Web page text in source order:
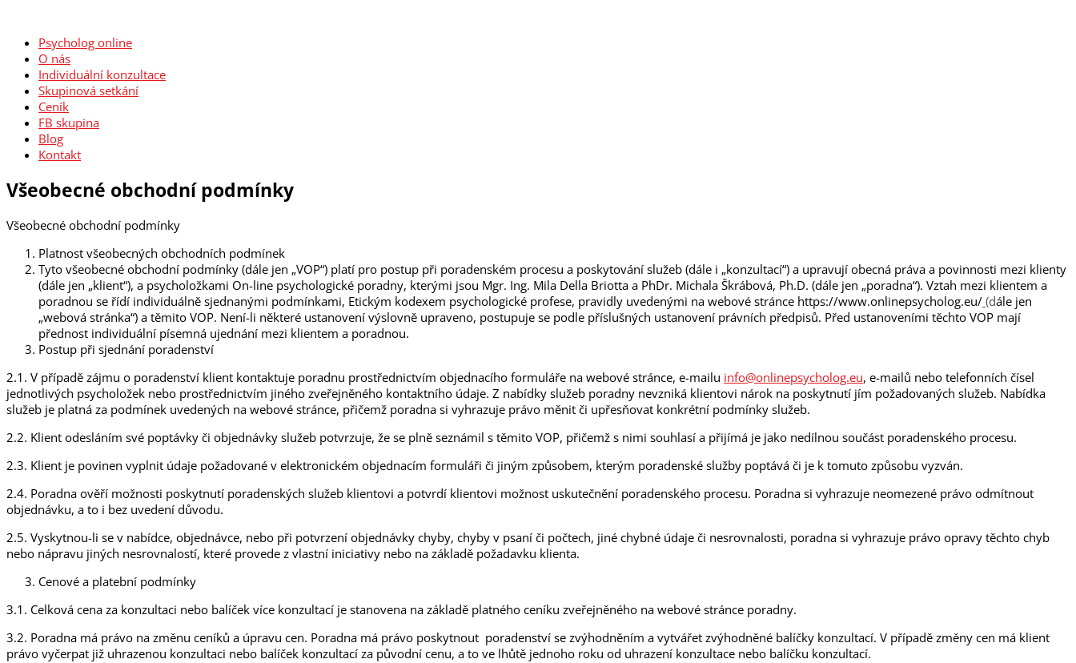
Psycholog online
O nás
Individuální konzultace
Skupinová setkání
Ceník
FB skupina
Blog
Kontakt
Všeobecné obchodní podmínky
Všeobecné obchodní podmínky
Platnost všeobecných obchodních podmínek
Tyto všeobecné obchodní podmínky (dále jen „VOP“) platí pro postup při poradenském procesu a poskytování služeb (dále i „konzultací“) a upravují obecná práva a povinnosti mezi klienty
(dále jen „klient“), a psycholožkami On-line psychologické poradny, kterými jsou Mgr. Ing. Mila Della Briotta a PhDr. Michala Škrábová, Ph.D. (dále jen „poradna“). Vztah mezi klientem a
poradnou se řídí individuálně sjednanými podmínkami, Etickým kodexem psychologické profese, pravidly uvedenými na webové stránce https://www.onlinepsycholog.eu/ (dále jen
„webová stránka“) a těmito VOP. Není-li některé ustanovení výslovně upraveno, postupuje se podle příslušných ustanovení právních předpisů. Před ustanoveními těchto VOP mají
přednost individuální písemná ujednání mezi klientem a poradnou.
Postup při sjednání poradenství
2.1. V případě zájmu o poradenství klient kontaktuje poradnu prostřednictvím objednacího formuláře na webové stránce, e-mailu info@onlinepsycholog.eu, e-mailů nebo telefonních čísel
jednotlivých psycholožek nebo prostřednictvím jiného zveřejněného kontaktního údaje. Z nabídky služeb poradny nevzniká klientovi nárok na poskytnutí jím požadovaných služeb. Nabídka
služeb je platná za podmínek uvedených na webové stránce, přičemž poradna si vyhrazuje právo měnit či upřesňovat konkrétní podmínky služeb.
2.2. Klient odesláním své poptávky či objednávky služeb potvrzuje, že se plně seznámil s těmito VOP, přičemž s nimi souhlasí a přijímá je jako nedílnou součást poradenského procesu.
2.3. Klient je povinen vyplnit údaje požadované v elektronickém objednacím formuláři či jiným způsobem, kterým poradenské služby poptává či je k tomuto způsobu vyzván.
2.4. Poradna ověří možnosti poskytnutí poradenských služeb klientovi a potvrdí klientovi možnost uskutečnění poradenského procesu. Poradna si vyhrazuje neomezené právo odmítnout
objednávku, a to i bez uvedení důvodu.
2.5. Vyskytnou-li se v nabídce, objednávce, nebo při potvrzení objednávky chyby, chyby v psaní či počtech, jiné chybné údaje či nesrovnalosti, poradna si vyhrazuje právo opravy těchto chyb
nebo nápravu jiných nesrovnalostí, které provede z vlastní iniciativy nebo na základě požadavku klienta.
Cenové a platební podmínky
3.1. Celková cena za konzultaci nebo balíček více konzultací je stanovena na základě platného ceníku zveřejněného na webové stránce poradny.
3.2. Poradna má právo na změnu ceníků a úpravu cen. Poradna má právo poskytnout poradenství se zvýhodněním a vytvářet zvýhodněné balíčky konzultací. V případě změny cen má klient
právo vyčerpat již uhrazenou konzultaci nebo balíček konzultací za původní cenu, a to ve lhůtě jednoho roku od uhrazení konzultace nebo balíčku konzultací.